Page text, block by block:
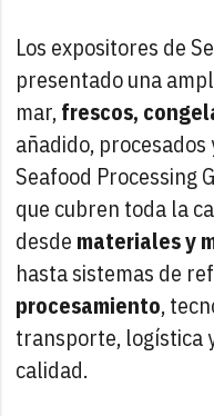
Los expositores de
presentado una
mar,frescos,
añadido, procesados
Seafood Processing
que cubren toda la
desde materiales y
hasta sistemas de
procesamiento,
transporte, logística
calidad.